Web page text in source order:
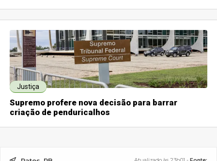
Justiça
Supremo profere nova decisão para barrar
criação de penduricalhos